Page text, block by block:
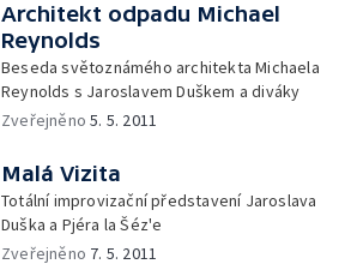
Architekt odpadu Michael
Reynolds
Beseda světoznámého architekta Michaela
Reynolds s Jaroslavem Duškem a diváky
Zveřejněno5. 5. 2011
Malá Vizita
Totální improvizační představení Jaroslava
Duška a Pjéra la Šéz'e
Zveřejněno 7. 5. 2011